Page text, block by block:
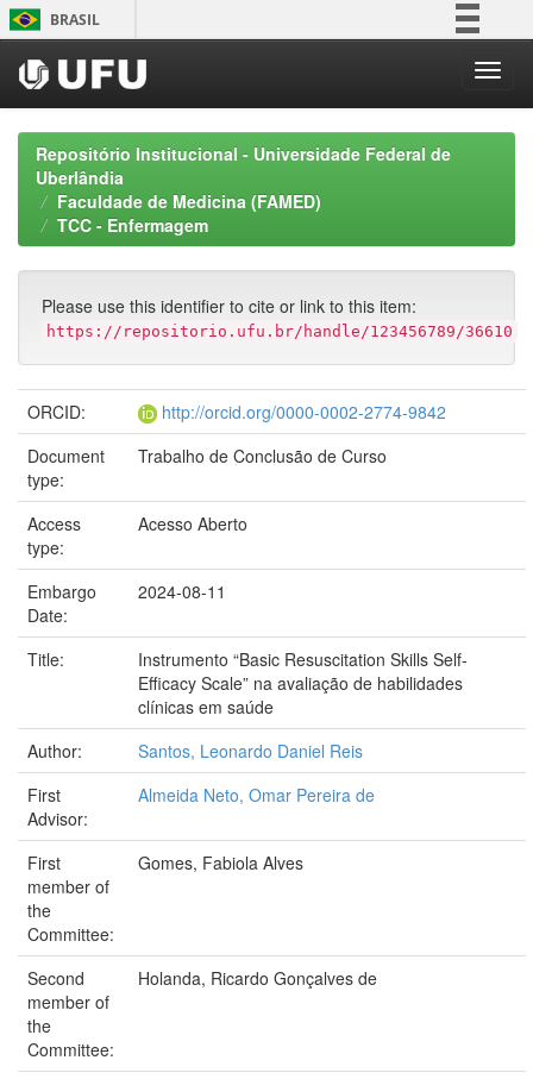
Skip
navigation
BRASIL
Participe
Acesso à informação
Repositório Institucional - Universidade Federal de
Uberlândia
Faculdade de Medicina (FAMED)
TCC - Enfermagem
Please use this identifier to cite or link to this item:
https://repositorio.ufu.br/handle/123456789/36610
ORCID:
http://orcid.org/0000-0002-2774-9842
Document
type:
Trabalho de Conclusão de Curso
Access
type:
Acesso Aberto
Embargo
Date:
2024-08-11
Title:
Instrumento “Basic Resuscitation Skills Self-
Efficacy Scale” na avaliação de habilidades
clínicas em saúde
Author:
Santos, Leonardo Daniel Reis
First
Advisor:
Almeida Neto, Omar Pereira de
First
member of
the
Committee:
Gomes, Fabiola Alves
Second
member of
the
Committee:
Holanda, Ricardo Gonçalves de